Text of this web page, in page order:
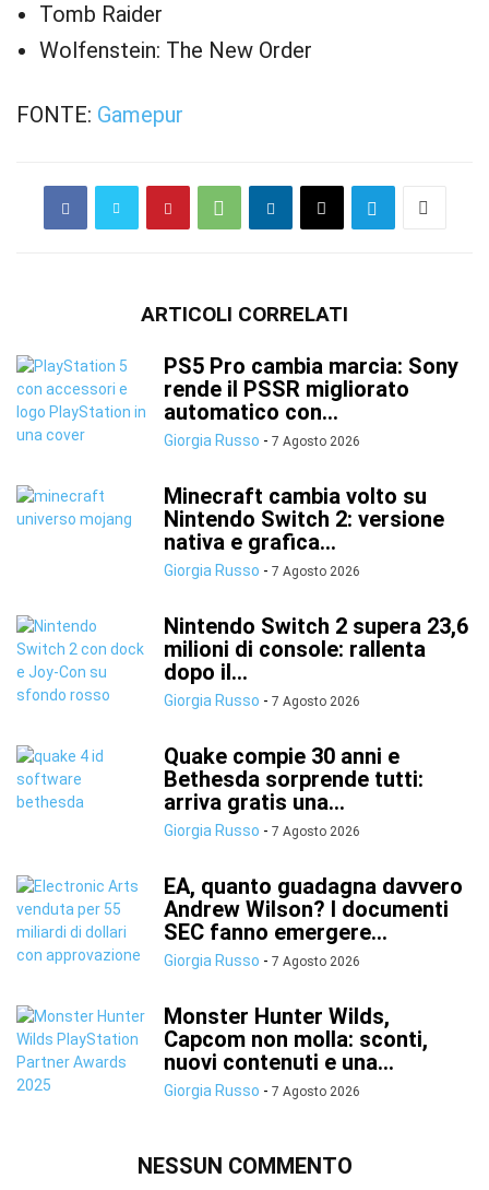
Tomb Raider
Wolfenstein: The New Order
FONTE: Gamepur
ARTICOLI CORRELATI
PS5 Pro cambia marcia: Sony
rende il PSSR migliorato
automatico con...
Giorgia Russo - 7 Agosto 2026
Minecraft cambia volto su
Nintendo Switch 2: versione
nativa e grafica...
Giorgia Russo - 7 Agosto 2026
Nintendo Switch 2 supera 23,6
milioni di console: rallenta
dopo il...
Giorgia Russo - 7 Agosto 2026
Quake compie 30 anni e
Bethesda sorprende tutti:
arriva gratis una...
Giorgia Russo - 7 Agosto 2026
EA, quanto guadagna davvero
Andrew Wilson? I documenti
SEC fanno emergere...
Giorgia Russo - 7 Agosto 2026
Monster Hunter Wilds,
Capcom non molla: sconti,
nuovi contenuti e una...
Giorgia Russo - 7 Agosto 2026
NESSUN COMMENTO